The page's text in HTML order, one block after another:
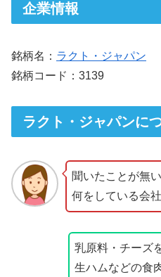
企業情報
銘柄名： ラクト・ジャパン
銘柄コード：3139
ラクト・ジャパンに
聞いたことが無
何をしている会
乳原料・チーズ
生ハムなどの食